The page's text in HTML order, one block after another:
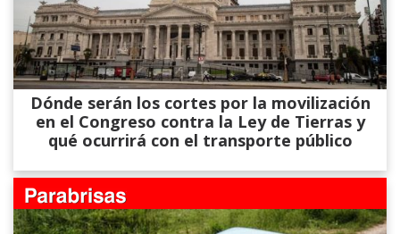
Dónde serán los cortes por la movilización
en el Congreso contra la Ley de Tierras y
qué ocurrirá con el transporte público